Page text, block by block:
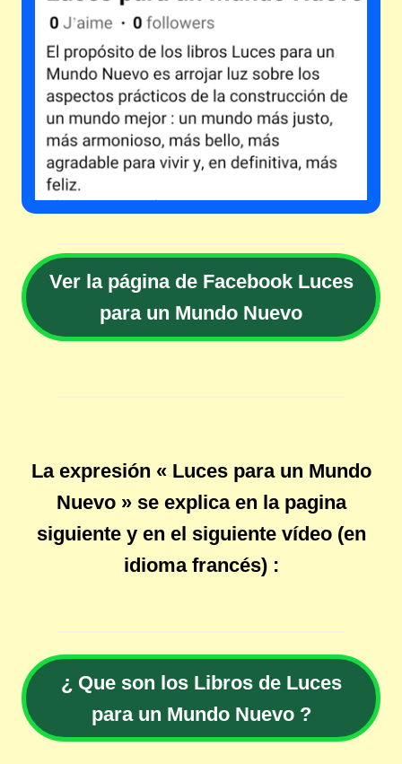
Ver la página de Facebook Luces
para un Mundo Nuevo
La expresión « Luces para un Mundo
Nuevo » se explica en la pagina
siguiente y en el siguiente vídeo (en
idioma francés) :
¿ Que son los Libros de Luces
para un Mundo Nuevo ?